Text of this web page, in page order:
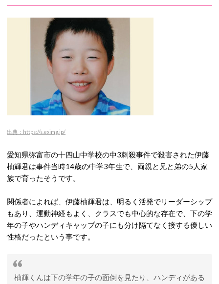
出典：https://s.eximg.jp/
愛知県弥富市の十四山中学校の中3刺殺事件で殺害された伊藤
柚輝君は事件当時14歳の中学3年生で、両親と兄と弟の5人家
族で育ったそうです。
関係者によれば、伊藤柚輝君は、明るく活発でリーダーシップ
もあり、運動神経もよく、クラスでも中心的な存在で、下の学
年の子やハンディキャップの子にも分け隔てなく接する優しい
性格だったという事です。
柚輝くんは下の学年の子の面倒を見たり、ハンディがある